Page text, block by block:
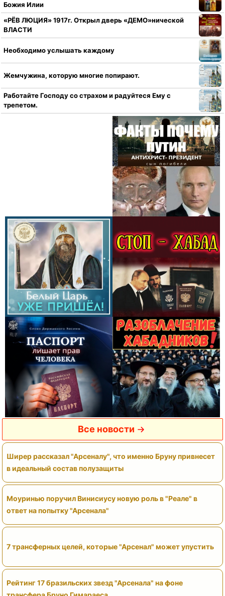
Божия Илии
«РЁВ ЛЮЦИЯ» 1917г. Открыл дверь «ДЕМО»нической
ВЛАСТИ
Необходимо услышать каждому
Жемчужина, которую многие попирают.
Работайте Господу со страхом и радуйтеся Ему с
трепетом.
Все новости
Ширер рассказал "Арсеналу", что именно Бруну привнесет
в идеальный состав полузащиты
Моуринью поручил Винисиусу новую роль в "Реале" в
ответ на попытку "Арсенала"
7 трансферных целей, которые "Арсенал" может упустить
Рейтинг 17 бразильских звезд "Арсенала" на фоне